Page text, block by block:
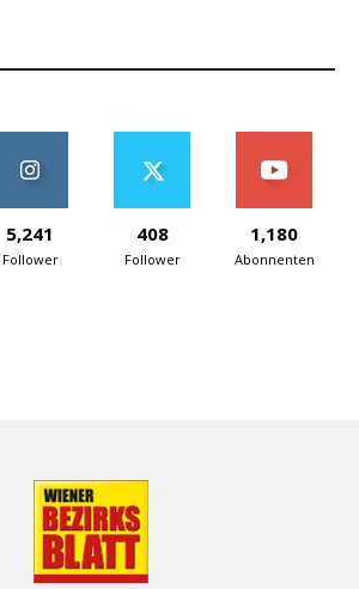
5,241
Follower
408
Follower
1,180
Abonnenten